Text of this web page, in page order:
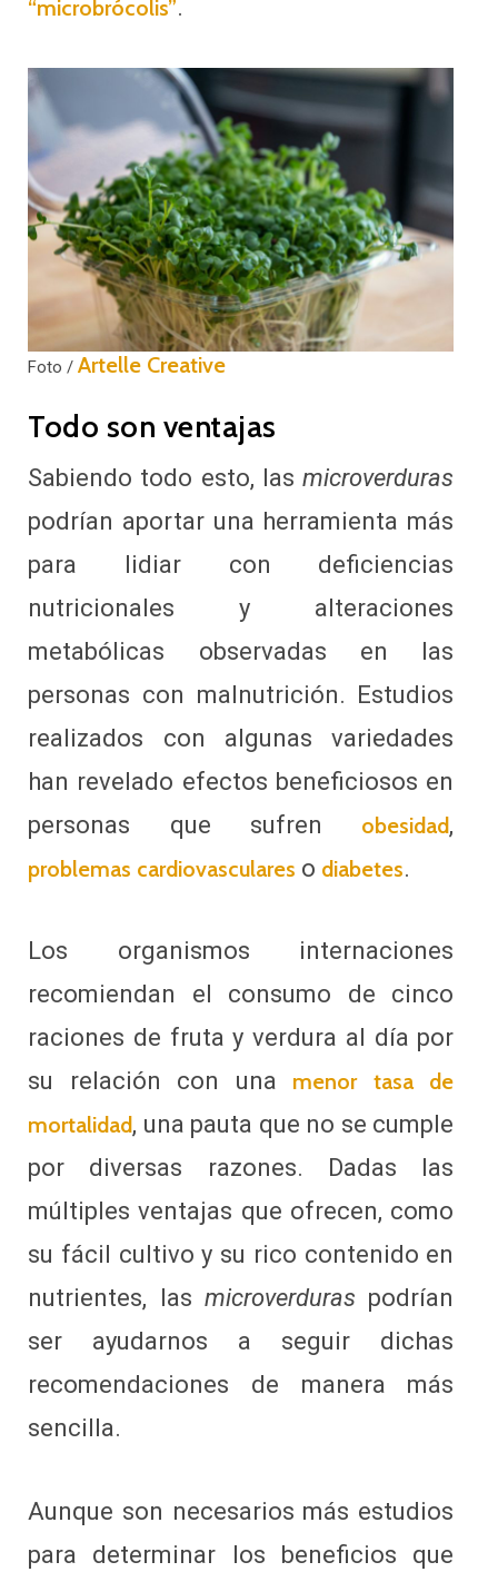
“microbrócolis”.
Foto /Artelle Creative
Todo son ventajas
Sabiendo todo esto, lasmicroverduras
podrían aportar una herramienta más
para lidiar con deficiencias
nutricionales y alteraciones
metabólicas observadas en las
personas con malnutrición. Estudios
realizados con algunas variedades
han revelado efectos beneficiosos en
personas que sufren obesidad,
problemas cardiovasculares o diabetes.
Los organismos internaciones
recomiendan el consumo de cinco
raciones de fruta y verdura al día por
su relación con una menor tasa de
mortalidad, una pauta que no se cumple
por diversas razones. Dadas las
múltiples ventajas que ofrecen, como
su fácil cultivo y su rico contenido en
nutrientes, las microverduras podrían
ser ayudarnos a seguir dichas
recomendaciones de manera más
sencilla.
Aunque son necesarios más estudios
para determinar los beneficios que